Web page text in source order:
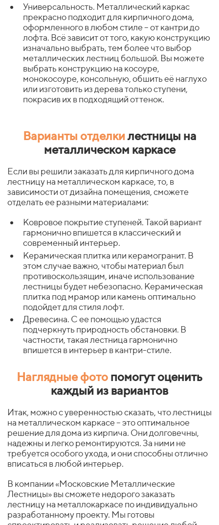
Универсальность. Металлический каркас
прекрасно подходит для кирпичного дома,
оформленного в любом стиле – от кантри до
лофта. Всё зависит от того, какую конструкцию
изначально выбрать, тем более что выбор
металлических лестниц большой. Вы можете
выбрать конструкцию на косоуре,
монокосоуре, консольную, обшить её наглухо
или изготовить из дерева только ступени,
покрасив их в подходящий оттенок.
Варианты отделкилестницы на
металлическом каркасе
Если вы решили заказать для кирпичного дома
лестницу на металлическом каркасе, то, в
зависимости от дизайна помещения, сможете
отделать ее разными материалами:
Ковровое покрытие ступеней. Такой вариант
гармонично впишется в классический и
современный интерьер.
Керамическая плитка или керамогранит. В
этом случае важно, чтобы материал был
противоскользящим, иначе использование
лестницы будет небезопасно. Керамическая
плитка под мрамор или камень оптимально
подойдет для стиля лофт.
Древесина. С ее помощью удастся
подчеркнуть природность обстановки. В
частности, такая лестница гармонично
впишется в интерьер в кантри-стиле.
Наглядные фото помогут оценить
каждый из вариантов
Итак, можно с уверенностью сказать, что лестницы
на металлическом каркасе – это оптимальное
решение для дома из кирпича. Они долговечны,
надежны и легко ремонтируются. За ними не
требуется особого ухода, и они способны отлично
вписаться в любой интерьер.
В компании «Московские Металлические
Лестницы» вы сможете недорого заказать
лестницу на металлокаркасе по индивидуально
разработанному проекту. Мы готовы